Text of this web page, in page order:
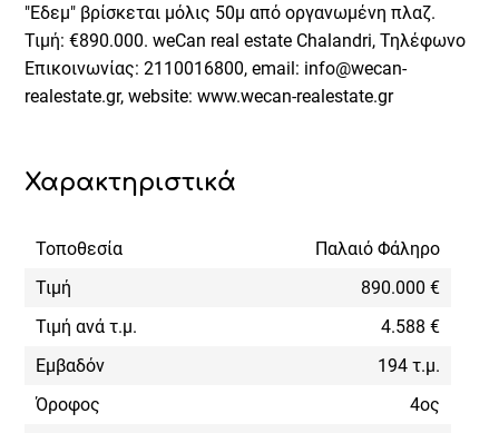
"Εδεμ" βρίσκεται μόλις 50μ από οργανωμένη πλαζ.
Τιμή: €890.000. weCan real estate Chalandri, Τηλέφωνο
Επικοινωνίας: 2110016800, email: info@wecan-
realestate.gr, website: www.wecan-realestate.gr
Χαρακτηριστικά
Τοποθεσία
Παλαιό Φάληρο
Τιμή
890.000 €
Τιμή ανά τ.μ.
4.588 €
Εμβαδόν
194 τ.μ.
Όροφος
4ος